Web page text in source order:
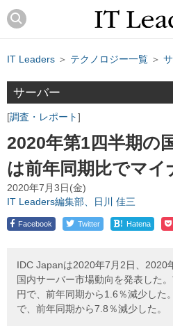
IT Leaders ＞ テクノロジー一覧 ＞
サーバー
調査・レポート
2020年第1四半期の
は前年同期比でマ
2020年7月3日(金)
IT Leaders編集部、日川 佳三
Facebook Twitter ! Hatena
IDC Japanは2020年7月2日、2020
国内サーバー市場動向を発表した
円で、前年同期から1.6％減少した
で、前年同期から7.8％減少した。